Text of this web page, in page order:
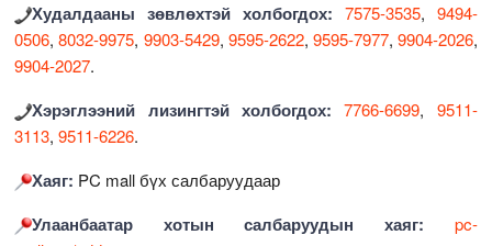
Худалдааны зөвлөхтэй холбогдох: 7575-3535, 9494-
0506,8032-9975, 9903-5429, 9595-2622, 9595-7977, 9904-2026,
9904-2027.
Хэрэглээний лизингтэй холбогдох: 7766-6699, 9511-
3113,9511-6226.
Хаяг: PC mall бүх салбаруудаар
Улаанбаатар хотын салбаруудын хаяг: pc-